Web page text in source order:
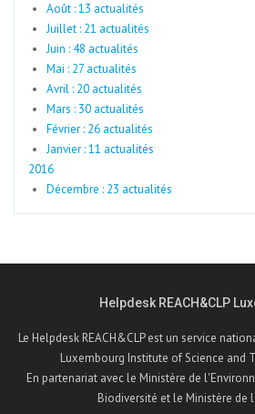
Août : 13 actualités
Juillet : 21 actualités
Juin : 48 actualités
Mai : 27 actualités
Avril : 20 actualités
Mars : 30 actualités
Février : 26 actualités
Janvier : 11 actualités
2016
Décembre : 23 actualités
Helpdesk REACH&CLP
Le Helpdesk REACH&CLP est un service
Luxembourg Institute of Science and
En partenariat avec le Ministère de
Biodiversité et le Ministère de